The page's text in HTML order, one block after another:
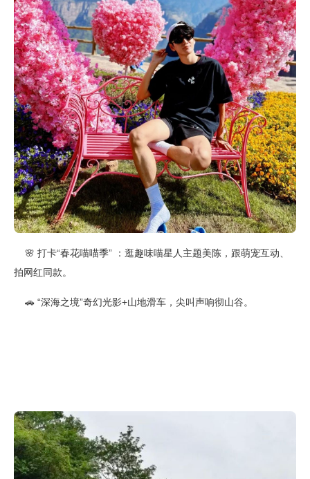
🌸 打卡“春花喵喵季” ：逛趣味喵星人主题美陈，跟萌宠互动、
拍网红同款。
🚗 “深海之境”奇幻光影+山地滑车，尖叫声响彻山谷。